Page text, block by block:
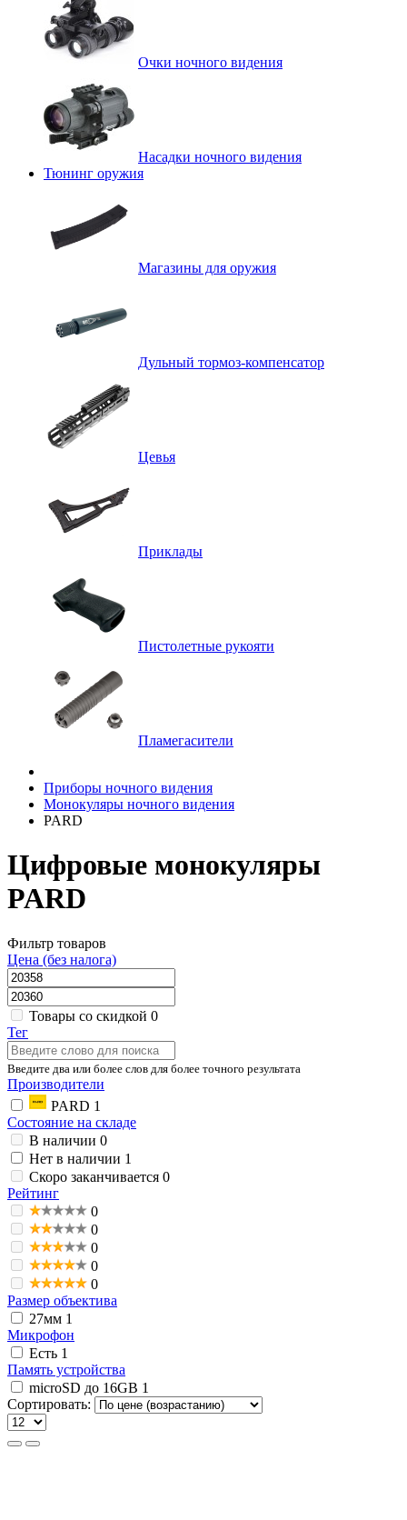
Очки ночного видения
Насадки ночного видения
Тюнинг оружия
Магазины для оружия
Дульный тормоз-компенсатор
Цевья
Приклады
Пистолетные рукояти
Пламегасители
Приборы ночного видения
Монокуляры ночного видения
PARD
Цифровые монокуляры
PARD
Фильтр товаров
Цена (без налога)
Товары со скидкой 0
Тег
Введите два или более слов для более точного результата
Производители
PARD 1
Состояние на складе
В наличии 0
Нет в наличии 1
Скоро заканчивается 0
Рейтинг
0
0
0
0
0
Размер объектива
27мм 1
Микрофон
Есть 1
Память устройства
microSD до 16GB 1
Сортировать: